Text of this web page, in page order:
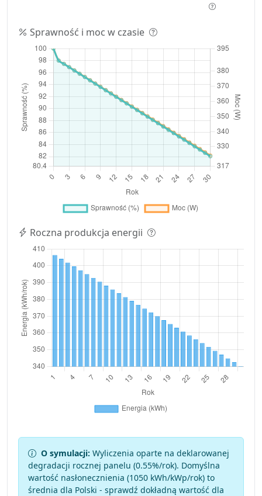
Sprawność i moc w czasie
Roczna produkcja energii
O symulacji: Wyliczenia oparte na deklarowanej
degradacji rocznej panelu (0.55%/rok). Domyślna
wartość nasłonecznienia (1050 kWh/kWp/rok) to
średnia dla Polski - sprawdź dokładną wartość dla